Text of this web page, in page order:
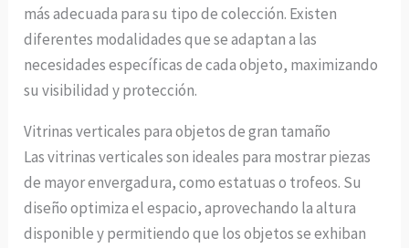
más adecuada para su tipo de colección. Existen
diferentes modalidades que se adaptan a las
necesidades específicas de cada objeto, maximizando
su visibilidad y protección.
Vitrinas verticales para objetos de gran tamaño
Las vitrinas verticales son ideales para mostrar piezas
de mayor envergadura, como estatuas o trofeos. Su
diseño optimiza el espacio, aprovechando la altura
disponible y permitiendo que los objetos se exhiban